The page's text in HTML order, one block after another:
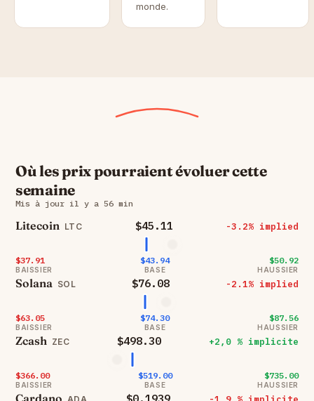
monde.
Où les prix pourraient évoluer cette
semaine
Mis à jour il y a 56 min
Litecoin LTC $45.11 -3.2% implied
$37.91
BAISSIER
$43.94
BASE
$50.92
HAUSSIER
Solana SOL $76.08 -2.1% implied
$63.05
BAISSIER
$74.30
BASE
$87.56
HAUSSIER
Zcash ZEC $498.30 +2,0 % implicite
$366.00
BAISSIER
$519.00
BASE
$735.00
HAUSSIER